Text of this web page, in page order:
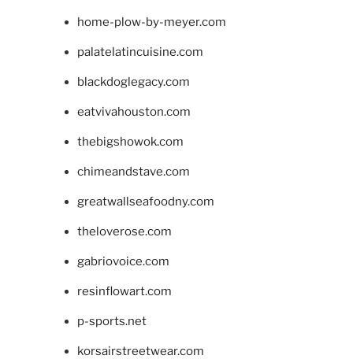
home-plow-by-meyer.com
palatelatincuisine.com
blackdoglegacy.com
eatvivahouston.com
thebigshowok.com
chimeandstave.com
greatwallseafoodny.com
theloverose.com
gabriovoice.com
resinflowart.com
p-sports.net
korsairstreetwear.com